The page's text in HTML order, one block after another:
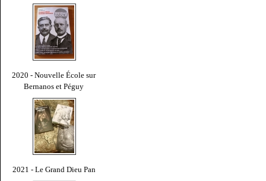
2020 - Nouvelle École sur
Bernanos et Péguy
2021 - Le Grand Dieu Pan